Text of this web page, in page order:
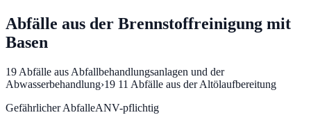
Abfälle aus der Brennstoffreinigung mit
Basen
19 Abfälle aus Abfallbehandlungsanlagen und der
Abwasserbehandlung›19 11 Abfälle aus der Altölaufbereitung
Gefährlicher AbfalleANV-pflichtig